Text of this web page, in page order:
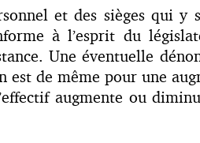
et des sièges qui
à l’esprit du
Une éventuelle
est de même pour une
augmente ou